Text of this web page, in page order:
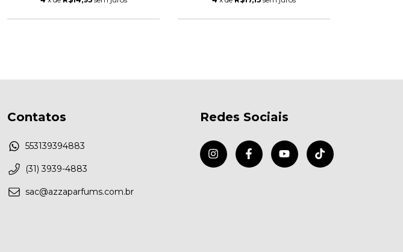
Contatos
553139394883
(31) 3939-4883
sac@azzaparfums.com.br
Redes Sociais